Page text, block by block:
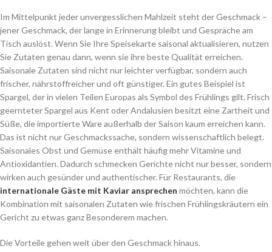
Im Mittelpunkt jeder unvergesslichen Mahlzeit steht der Geschmack –
jener Geschmack, der lange in Erinnerung bleibt und Gespräche am
Tisch auslöst. Wenn Sie Ihre Speisekarte saisonal aktualisieren, nutzen
Sie Zutaten genau dann, wenn sie ihre beste Qualität erreichen.
Saisonale Zutaten sind nicht nur leichter verfügbar, sondern auch
frischer, nährstoffreicher und oft günstiger. Ein gutes Beispiel ist
Spargel, der in vielen Teilen Europas als Symbol des Frühlings gilt. Frisch
geernteter Spargel aus Kent oder Andalusien besitzt eine Zartheit und
Süße, die importierte Ware außerhalb der Saison kaum erreichen kann.
Das ist nicht nur Geschmackssache, sondern wissenschaftlich belegt.
Saisonales Obst und Gemüse enthält häufig mehr Vitamine und
Antioxidantien. Dadurch schmecken Gerichte nicht nur besser, sondern
wirken auch gesünder und authentischer. Für Restaurants, die
internationale Gäste mit Kaviar ansprechen möchten, kann die
Kombination mit saisonalen Zutaten wie frischen Frühlingskräutern ein
Gericht zu etwas ganz Besonderem machen.
Die Vorteile gehen weit über den Geschmack hinaus.